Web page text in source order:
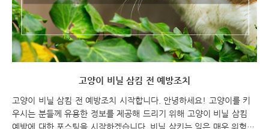
고양이 비닐 삼킴 전 예방조치
고양이 비닐 삼킴 전 예방조치 시작합니다. 안녕하세요! 고양이를 키
우시는 분들께 유용한 정보를 제공해 드리기 위해 고양이 비닐 삼킴
예방에 대한 포스팅을 시작하겠습니다. 비닐 삼키는 일은 매우 위험하